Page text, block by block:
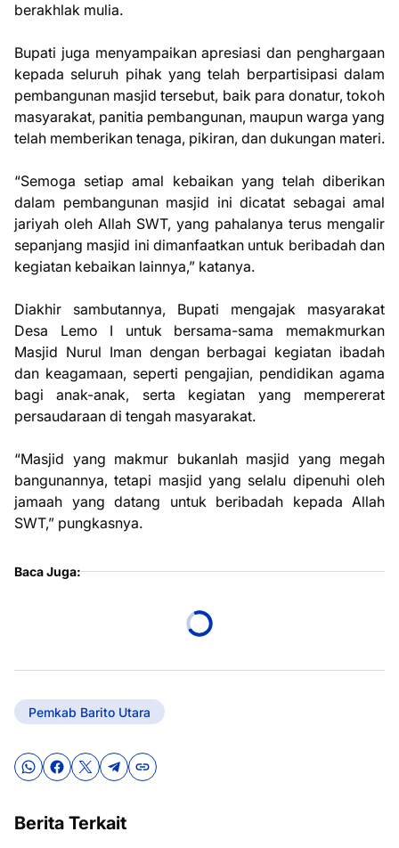
berakhlak mulia.
Bupati juga menyampaikan apresiasi dan penghargaan
kepada seluruh pihak yang telah berpartisipasi dalam
pembangunan masjid tersebut, baik para donatur, tokoh
masyarakat, panitia pembangunan, maupun warga yang
telah memberikan tenaga, pikiran, dan dukungan materi.
“Semoga setiap amal kebaikan yang telah diberikan
dalam pembangunan masjid ini dicatat sebagai amal
jariyah oleh Allah SWT, yang pahalanya terus mengalir
sepanjang masjid ini dimanfaatkan untuk beribadah dan
kegiatan kebaikan lainnya,” katanya.
Diakhir sambutannya, Bupati mengajak masyarakat
Desa Lemo I untuk bersama-sama memakmurkan
Masjid Nurul Iman dengan berbagai kegiatan ibadah
dan keagamaan, seperti pengajian, pendidikan agama
bagi anak-anak, serta kegiatan yang mempererat
persaudaraan di tengah masyarakat.
“Masjid yang makmur bukanlah masjid yang megah
bangunannya, tetapi masjid yang selalu dipenuhi oleh
jamaah yang datang untuk beribadah kepada Allah
SWT,” pungkasnya.
Baca Juga:
Pemkab Barito Utara
Berita Terkait